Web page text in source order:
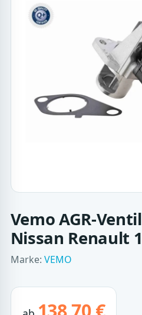
Vemo AGR-
Nissan Renault
Marke: VEMO